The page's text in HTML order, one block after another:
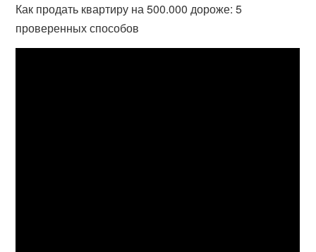
Как продать квартиру на 500.000 дороже: 5
проверенных способов